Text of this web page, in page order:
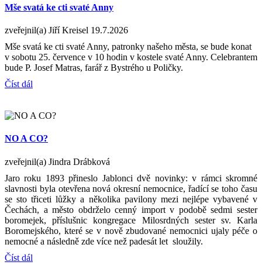
Mše svatá ke cti svaté Anny
zveřejnil(a) Jiří Kreisel 19.7.2026
Mše svatá ke cti svaté Anny, patronky našeho města, se bude konat
v sobotu 25. července v 10 hodin v kostele svaté Anny. Celebrantem
bude P. Josef Matras, farář z Bystrého u Poličky.
Číst dál
NO A CO?
zveřejnil(a) Jindra Drábková
Jaro roku 1893 přineslo Jablonci dvě novinky: v rámci skromné
slavnosti byla otevřena nová okresní nemocnice, řadící se toho času
se sto třiceti lůžky a několika pavilony mezi nejlépe vybavené v
Čechách, a město obdrželo cenný import v podobě sedmi sester
boromejek, příslušnic kongregace Milosrdných sester sv. Karla
Boromejského, které se v nově zbudované nemocnici ujaly péče o
nemocné a následně zde více než padesát let sloužily.
Číst dál